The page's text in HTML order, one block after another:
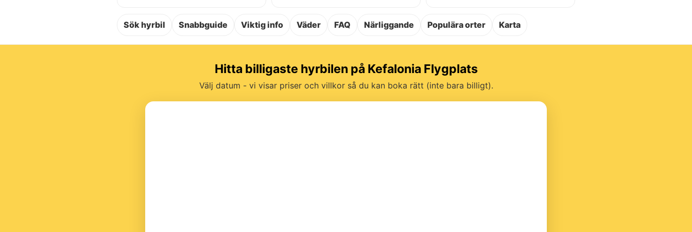
Sök hyrbil Snabbguide Viktig info Väder FAQ Närliggande Populära orter Karta
Hitta billigaste hyrbilen på Kefalonia Flygplats
Välj datum - vi visar priser och villkor så du kan boka rätt (inte bara billigt).